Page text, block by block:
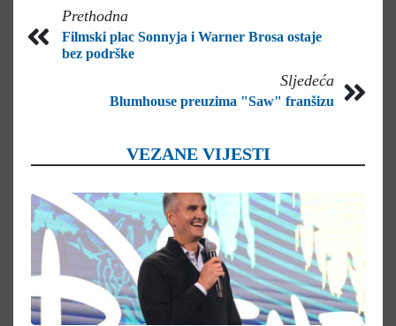
Prethodna
Filmski plac Sonnyja i Warner Brosa ostaje
bez podrške
Sljedeća
Blumhouse preuzima "Saw" franšizu
VEZANE VIJESTI